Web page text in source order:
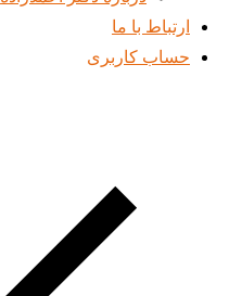
ارتباط با ما
حساب کاربری